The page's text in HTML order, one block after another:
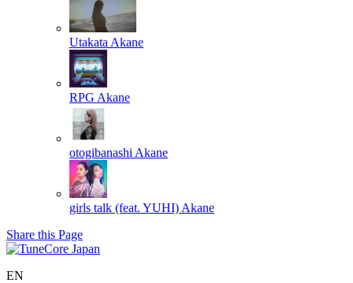
Utakata Akane
RPG Akane
otogibanashi Akane
girls talk (feat. YUHI) Akane
Share this Page
EN